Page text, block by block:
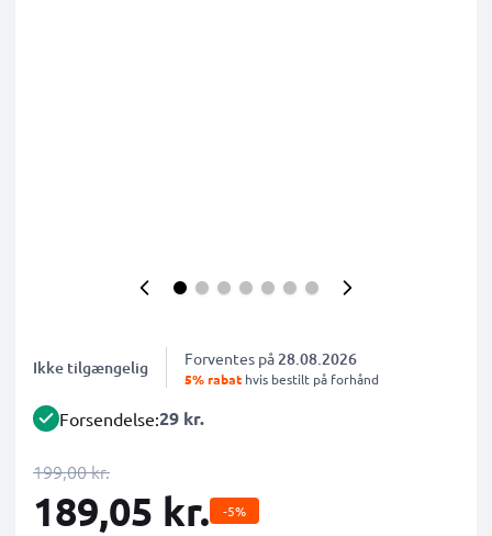
Ikke tilgængelig Forventes på 28.08.2026
5% rabat hvis bestilt på forhånd
Forsendelse:29 kr.
199,00 kr.
189,05 kr. -5%